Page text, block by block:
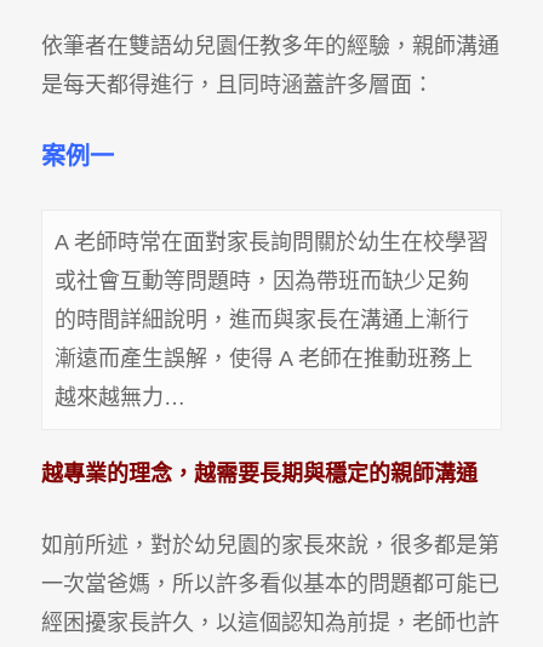
依筆者在雙語幼兒園任教多年的經驗，親師溝通
是每天都得進行，且同時涵蓋許多層面：
案例一
A 老師時常在面對家長詢問關於幼生在校學習
或社會互動等問題時，因為帶班而缺少足夠
的時間詳細說明，進而與家長在溝通上漸行
漸遠而產生誤解，使得 A 老師在推動班務上
越來越無力…
越專業的理念，越需要長期與穩定的親師溝通
如前所述，對於幼兒園的家長來說，很多都是第
一次當爸媽，所以許多看似基本的問題都可能已
經困擾家長許久，以這個認知為前提，老師也許